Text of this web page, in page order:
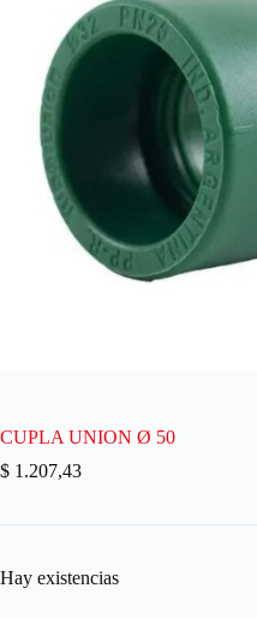
CUPLA UNION Ø 50
$ 1.207,43
Hay existencias